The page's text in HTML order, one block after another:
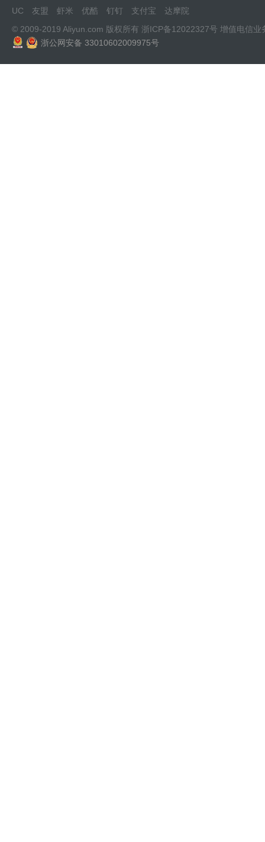
UC
友盟 虾米 优酷 钉钉 支付宝
达摩院
© 2009-2019 Aliyun.com 版权所有 浙ICP备12022327号 增值电信业
浙公网安备 33010602009975号